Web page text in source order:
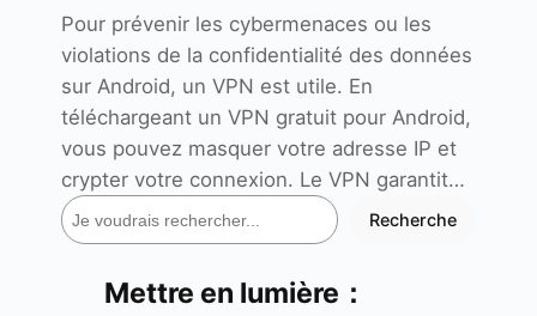
Pour prévenir les cybermenaces ou les
violations de la confidentialité des données
sur Android, un VPN est utile. En
téléchargeant un VPN gratuit pour Android,
vous pouvez masquer votre adresse IP et
crypter votre connexion. Le VPN garantit…
R
e
Recherche
Mettre en lumière：